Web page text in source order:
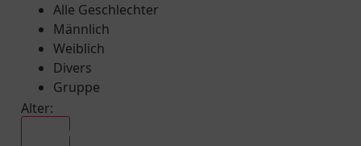
Alle Geschlechter
Männlich
Weiblich
Divers
Gruppe
Alter: